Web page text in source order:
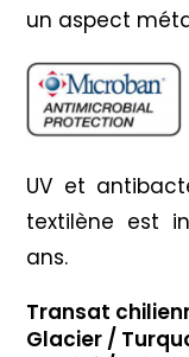
un aspect
UV et
textilène est
ans.
Transat
Glacier /